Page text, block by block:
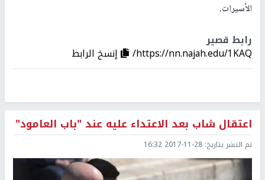
الأسيرات.
رابط قصير
https://nn.najah.edu/1KAQ/ إنسخ الرابط
اعتقال شاب بعد الاعتداء عليه عند "باب العامود"
تم النشر بتاريخ: 2017-11-28 16:32